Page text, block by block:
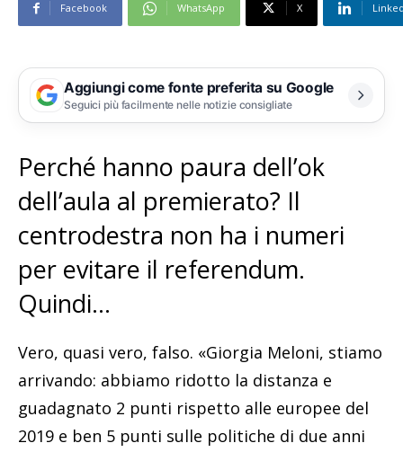
Facebook WhatsApp X
Aggiungi come fonte preferita su Google
Seguici più facilmente nelle notizie consigliate
Perché hanno paura dell’ok
dell’aula al premierato? Il
centrodestra non ha i numeri
per evitare il referendum.
Quindi…
Vero, quasi vero, falso. «Giorgia Meloni, stiamo
arrivando: abbiamo ridotto la distanza e
guadagnato 2 punti rispetto alle europee del
2019 e ben 5 punti sulle politiche di due anni